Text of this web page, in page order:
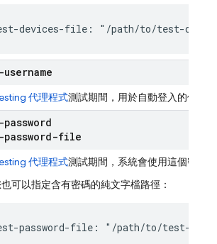
devices-file: "/path/to/test-
代理程式測試期間，用於自動登入的使用
file
代理程式測試期間，系統會使用這個密碼
可以指定含有密碼的純文字檔路徑：
password-file: "/path/to/test-